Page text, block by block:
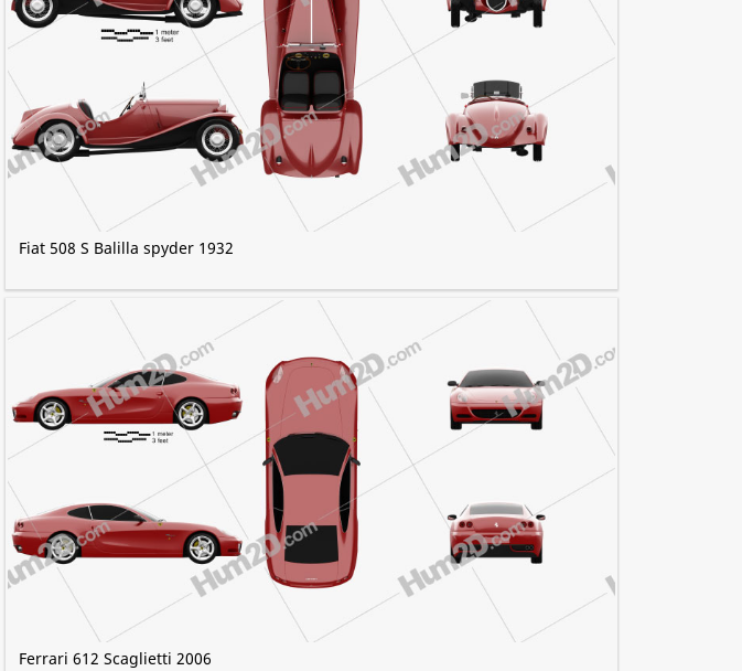
Fiat 508 S Balilla spyder 1932
Ferrari 612 Scaglietti 2006